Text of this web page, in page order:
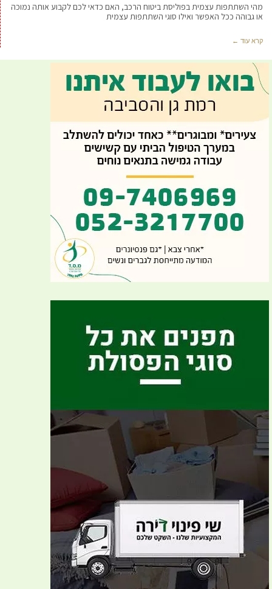
מהי השתתפות עצמית בפוליסת ביטוח הרכב, האם כדאי לכם לקבוע אותה נמוכה
או גבוהה ככל האפשר ואילו סוגי השתתפות עצמית
קרא עוד ←